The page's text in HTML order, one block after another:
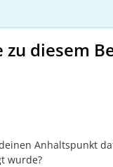
diesem
Anhaltspunkt
wurde?